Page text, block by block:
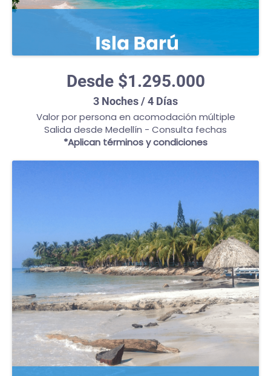
Desde $1.295.000
3 Noches / 4 Días
Valor por persona en acomodación múltiple
Salida desde Medellín - Consulta fechas
*Aplican términos y condiciones